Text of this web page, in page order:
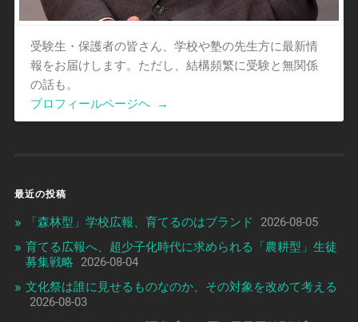
受験生・保護者の皆さん、学校や塾の先生方に最新情
報をお届けします。ただし、結構頻繁に受験と無関係
の話も。
プロフィールページヘ
→
最近の投稿
「森林型」学校広報、育てるのはブランド
2026-08-05
育てる広報へ、超少子化時代に求められる「農耕型」生徒
募集戦略
2026-08-04
文化祭は誰に見せるものなのか、その対象を改めて考える
2026-08-03